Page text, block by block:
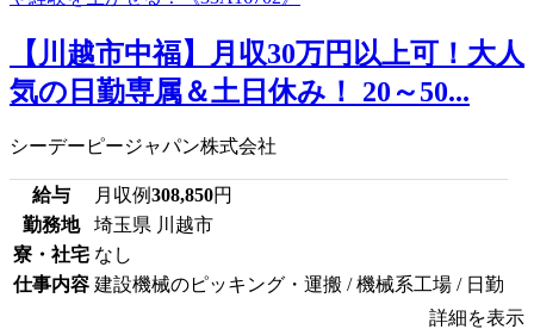
【川越市中福】月収30万円以上可！大人
気の日勤専属＆土日休み！ 20～50...
シーデーピージャパン株式会社
給与 月収例308,850円
勤務地
埼玉県 川越市
寮・社宅 なし
仕事内容 建設機械のピッキング・運搬 / 機械系工場 / 日勤
詳細を表示